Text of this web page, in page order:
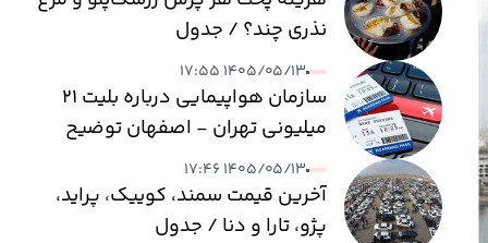
نذری چند؟ / جدول
۱۴۰۵/۰۵/۱۳ ۱۷:۵۵
سازمان هواپیمایی درباره بلیت ۲۱
میلیونی تهران - اصفهان توضیح
داد۱۴۰۵/۰۵/۱۳ ۱۷:۴۶
آخرین قیمت سمند، کوییک، پراید،
پژو، تارا و دنا / جدول